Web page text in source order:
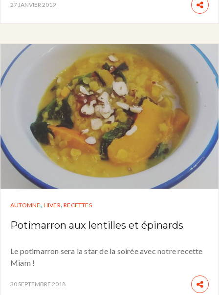
27 JANVIER 2019
AUTOMNE, HIVER,RECETTES
Potimarron aux lentilles et épinards
Le potimarron sera la star de la soirée avec notre recette
Miam !
30 SEPTEMBRE 2018